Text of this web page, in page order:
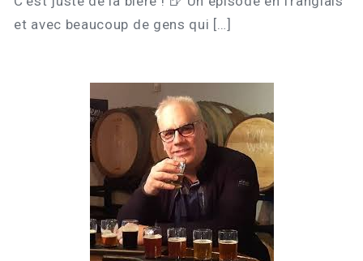
et avec beaucoup de gens qui […]